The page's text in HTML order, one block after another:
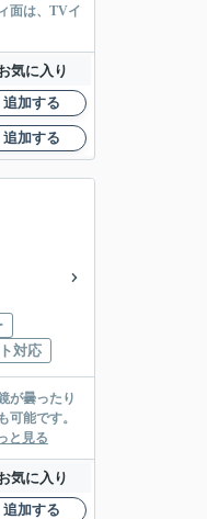
面は、TVイ
気に入り
追加する
追加する
対応
が曇ったり
能です。
と見る
気に入り
追加する